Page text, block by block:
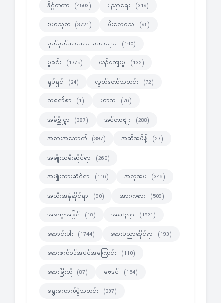
နိုင္ငံတကာ (4503) ပညာရေး (319)
ဗဟုသုတ (3721) မိုးလေဝသ (95)
မှတ်မှတ်သားသား စကားများ (140)
မှုခင်း (1775) ယဉ်ကျေးမှု (132)
ရုပ်ရှင် (24) လွတ်တော်သတင်း (72)
သရော်စာ (1) ဟာသ (76)
အခ်စ္ဆိုင္ရာ (387) အင်တာဗျုး (288)
အစားအသောက် (397) အဆိုအမိန့် (27)
အမျိုးသမီးဆိုင်ရာ (260)
အမျိုးသားဆိုင်ရာ (116) အလှအပ (346)
အသီးအနှံဆိုင်ရာ (90) အားကစား (509)
အတွေးအမြင် (18) အနုပညာ (1921)
ဆောင်းပါး (1744) ဆေးပညာဆိုင်ရာ (193)
ဆေးဖက်ဝင်အပင်အကြောင်း (110)
ဆေးမြီးတို (87) ဗေဒင် (154)
ရွေးကောက်ပွဲသတင်း (397)